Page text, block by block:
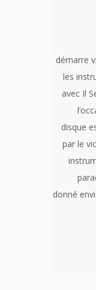
démarre
les
avec Il
disque
par le
donné